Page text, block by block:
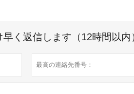
く返信します（12時間以内